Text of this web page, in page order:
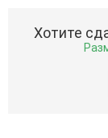
Хотите